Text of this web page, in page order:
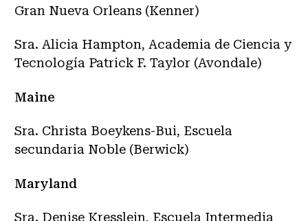
Gran Nueva Orleans (Kenner)
Sra. Alicia Hampton, Academia de Ciencia y
Tecnología Patrick F. Taylor (Avondale)
Maine
Sra. Christa Boeykens-Bui, Escuela
secundaria Noble (Berwick)
Maryland
Sra. Denise Kresslein, Escuela Intermedia